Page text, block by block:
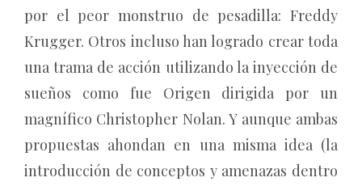
por el peor monstruo de pesadilla: Freddy
Krugger. Otros incluso han logrado crear toda
una trama de acción utilizando la inyección de
sueños como fue Origen dirigida por un
magnífico Christopher Nolan. Y aunque ambas
propuestas ahondan en una misma idea (la
introducción de conceptos y amenazas dentro